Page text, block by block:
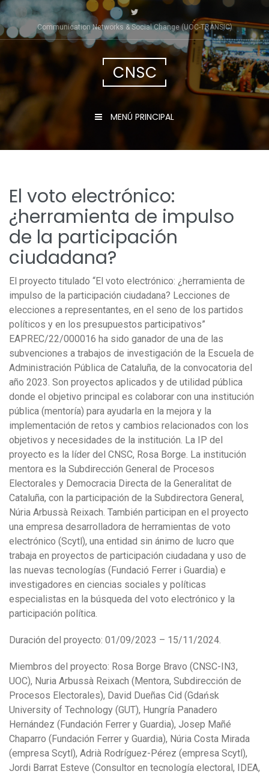
Saltar
al
contenido
Communication Networks & Social Change (UOC-TRÀNSIC)
CNSC
MENÚ PRINCIPAL
El voto electrónico:
¿herramienta de impulso
de la participación
ciudadana?
El proyecto titulado “El voto electrónico: ¿herramienta de
impulso de la participación ciudadana? Lecciones de
elecciones a representantes, en el seno de los partidos
políticos y en los presupuestos participativos”
EAPREC/22/000016 ha sido ganador de una de las
subvenciones a trabajos de investigación de la Escuela de
Administración Pública de Cataluña, de la convocatoria del
año 2023. Son proyectos aplicados y de utilidad pública
donde el objetivo principal es colaborar con una institución
pública (mentoría) para ayudarla en la mejora y la
implementación de retos y cambios relacionados con los
objetivos y necesidades de la institución. La IP del
proyecto es la líder del CNSC, Rosa Borge. La institución
mentora es la Subdirección General de Procesos
Electorales y Democracia Directa de la Generalitat de
Cataluña, con la participación de la Subdirectora General,
Núria Arbussà Reixach. También participan en el proyecto
una empresa desarrolladora de herramientas de voto
electrónico (Scytl), una entidad sin ánimo de lucro que
trabaja en proyectos de participación ciudadana y uso de
las nuevas tecnologías (Fundació Ferrer i Guardia) e
investigadores en ciencias sociales y políticas
especialistas en la búsqueda del voto electrónico y la
participación política.
Duración del proyecto: 01/09/2023 – 15/11/2024.
Miembros del proyecto: Rosa Borge Bravo (CNSC-IN3,
UOC), Nuria Arbussà Reixach (Mentora, Subdirección de
Procesos Electorales), David Dueñas Cid (Gdańsk
University of Technology (GUT), Hungría Panadero
Hernández (Fundación Ferrer y Guardia), Josep Mañé
Chaparro (Fundación Ferrer y Guardia), Núria Costa Mirada
(empresa Scytl), Adrià Rodríguez-Pérez (empresa Scytl),
Jordi Barrat Esteve (Consultor en tecnología electoral, IDEA,